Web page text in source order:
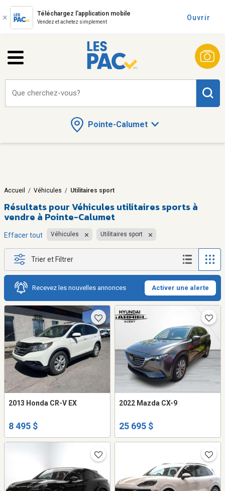
Téléchargez l'application mobile
Vendez et achetez simplement
Ouvrir
Pointe-Calumet
Que cherchez-vous?
Accueil / Véhicules / Utilitaires sport
Résultats pourVéhicules utilitaires sports à
vendre à Pointe-Calumet
Effacer tout Véhicules Utilitaires sport
Trier et Filtrer
Recevez les nouvelles annonces Activer une alerte
2013 Honda CR-V EX
8 495 $
2022 Mazda CX-9
25 695 $